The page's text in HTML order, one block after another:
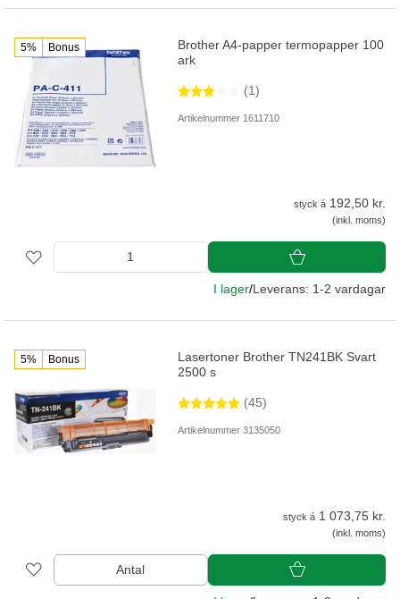
5% Bonus
Brother A4-papper termopapper 100
ark
(1)
Artikelnummer 1611710
styck á 192,50 kr.
(inkl. moms)
I lager/Leverans: 1-2 vardagar
5% Bonus
Lasertoner Brother TN241BK Svart
2500 s
(45)
Artikelnummer 3135050
styck á 1 073,75 kr.
(inkl. moms)
Antal